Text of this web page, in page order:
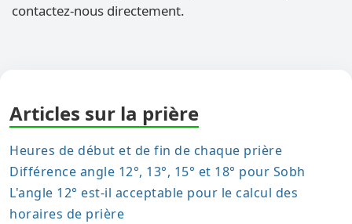
contactez-nous directement.
Articles sur la prière
Heures de début et de fin de chaque prière
Différence angle 12°, 13°, 15° et 18° pour Sobh
L'angle 12° est-il acceptable pour le calcul des
horaires de prière